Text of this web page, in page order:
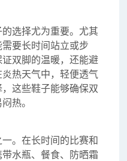
选择尤为重要。尤其
要长时间站立或步
双脚的温暖，还能避
热天气中，轻便透气
这些鞋子能够确保双
热。
。在长时间的比赛和
水瓶、餐食、防晒霜